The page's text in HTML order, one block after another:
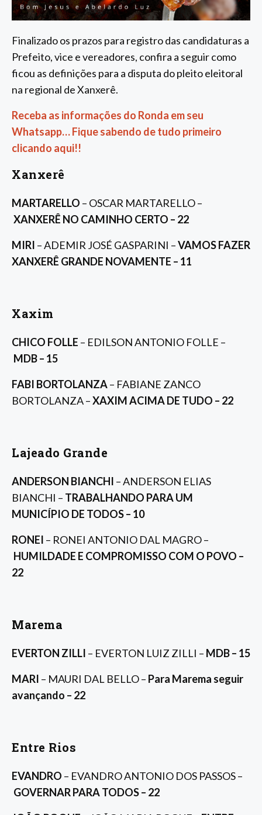
Finalizado os prazos para registro das candidaturas a
Prefeito, vice e vereadores, confira a seguir como
ficou as definições para a disputa do pleito eleitoral
na regional de Xanxerê.
Receba as informações do Ronda em seu
Whatsapp… Fique sabendo de tudo primeiro
clicando aqui!!
Xanxerê
MARTARELLO – OSCAR MARTARELLO –
XANXERÊ NO CAMINHO CERTO – 22
MIRI – ADEMIR JOSÉ GASPARINI –VAMOS FAZER
XANXERÊ GRANDE NOVAMENTE – 11
Xaxim
CHICO FOLLE – EDILSON ANTONIO FOLLE –
MDB – 15
FABI BORTOLANZA– FABIANE ZANCO
BORTOLANZA –XAXIM ACIMA DE TUDO – 22
Lajeado Grande
ANDERSON BIANCHI – ANDERSON ELIAS
BIANCHI – TRABALHANDO PARA UM
MUNICÍPIO DE TODOS – 10
RONEI – RONEI ANTONIO DAL MAGRO –
HUMILDADE E COMPROMISSO COM O POVO –
22
Marema
EVERTON ZILLI – EVERTON LUIZ ZILLI – MDB – 15
MARI – MAURI DAL BELLO – Para Marema seguir
avançando – 22
Entre Rios
EVANDRO – EVANDRO ANTONIO DOS PASSOS –
GOVERNAR PARA TODOS – 22